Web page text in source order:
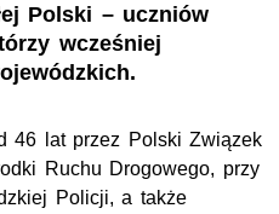
Polski – uczniów
wcześniej
46 lat przez Polski Związek
Ruchu Drogowego, przy
Policji, a także